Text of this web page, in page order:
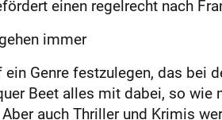
einen regelrecht nach
immer
ein Genre festzulegen, das bei
Beet alles mit dabei, so
auch Thriller und Krimis